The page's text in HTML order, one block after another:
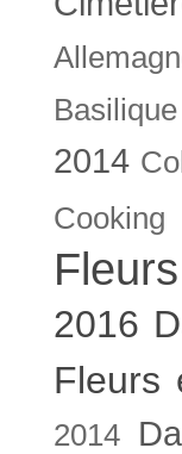
Basilique
2014
Cooking
2016
Fleurs
2014